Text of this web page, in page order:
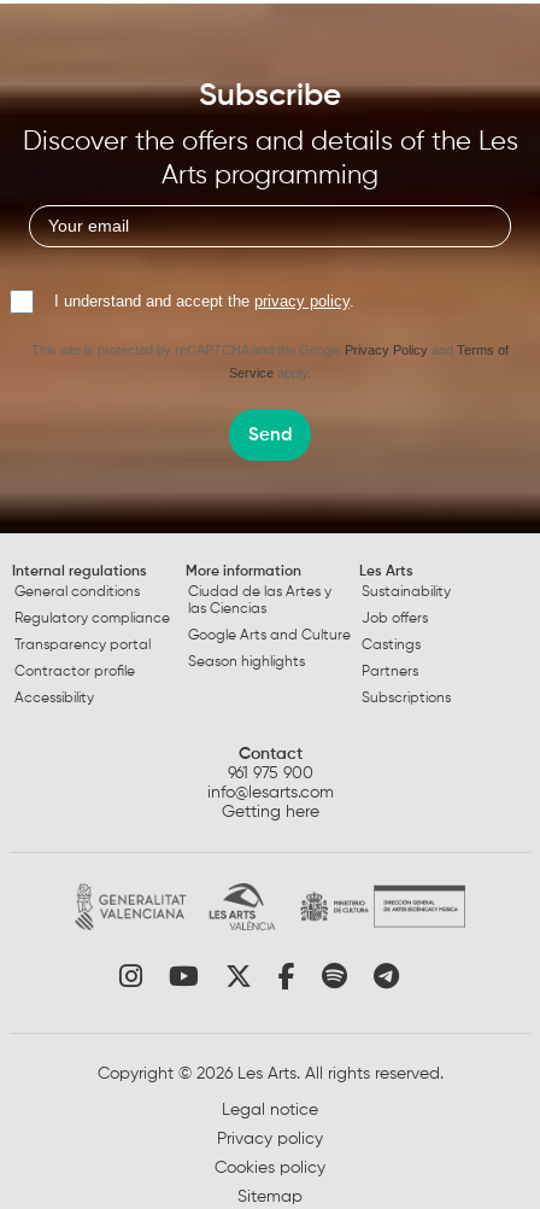
Subscribe
Discover the offers and details of the Les
Arts programming
I understand and accept the privacy policy.
This site is protected by reCAPTCHA and the Google Privacy Policy and Terms of
Service apply.
Send
Internal regulations
General conditions
Regulatory compliance
Transparency portal
Contractor profile
Accessibility
More information
Ciudad de las Artes y
las Ciencias
Google Arts and Culture
Season highlights
Les Arts
Sustainability
Job offers
Castings
Partners
Subscriptions
Contact
961 975 900
info@lesarts.com
Getting here
Link to instagram
Link to youtube
Link to twitter
Link to facebook
Link to spotify
Link to
Copyright © 2026 Les Arts. All rights reserved.
Legal notice
Privacy policy
Cookies policy
Sitemap